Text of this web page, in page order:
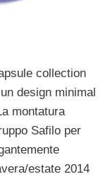
collection
design minimal
montatura
Safilo per
estate 2014